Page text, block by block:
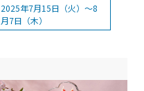
2025年7月15日（火）～8
月7日（木）